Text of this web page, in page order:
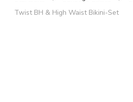
Twist BH & High Waist Bikini-Set